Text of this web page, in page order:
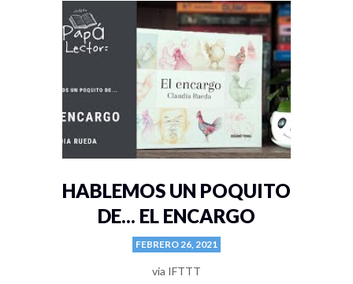
HABLEMOS UN POQUITO
DE... EL ENCARGO
FEBRERO 26, 2021
via IFTTT